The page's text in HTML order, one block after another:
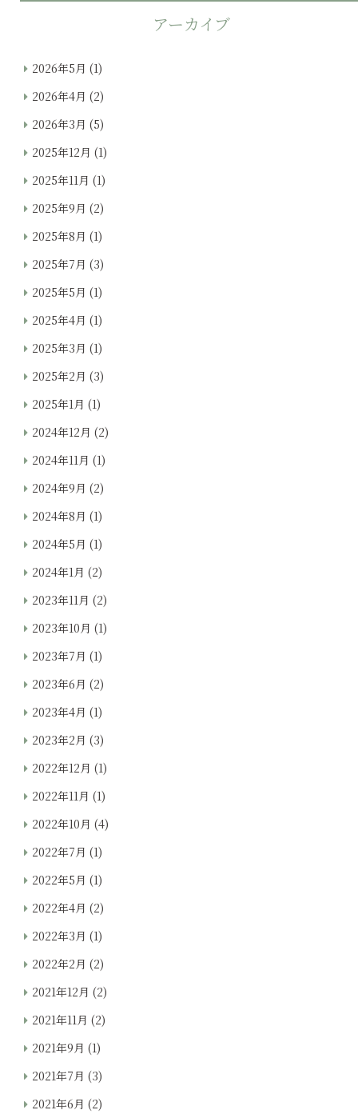
アーカイブ
2026年5月 (1)
2026年4月 (2)
2026年3月 (5)
2025年12月 (1)
2025年11月 (1)
2025年9月 (2)
2025年8月 (1)
2025年7月 (3)
2025年5月 (1)
2025年4月 (1)
2025年3月 (1)
2025年2月 (3)
2025年1月 (1)
2024年12月 (2)
2024年11月 (1)
2024年9月 (2)
2024年8月 (1)
2024年5月 (1)
2024年1月 (2)
2023年11月 (2)
2023年10月 (1)
2023年7月 (1)
2023年6月 (2)
2023年4月 (1)
2023年2月 (3)
2022年12月 (1)
2022年11月 (1)
2022年10月 (4)
2022年7月 (1)
2022年5月 (1)
2022年4月 (2)
2022年3月 (1)
2022年2月 (2)
2021年12月 (2)
2021年11月 (2)
2021年9月 (1)
2021年7月 (3)
2021年6月 (2)